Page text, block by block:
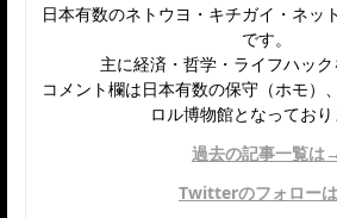
日本有数のネトウヨ・キチガイ・ネッ
です。
主に経済・哲学・ライフハック
コメント欄は日本有数の保守（ホモ）
ロル博物館となっており
過去の記事一覧は→
Twitterのフォロー